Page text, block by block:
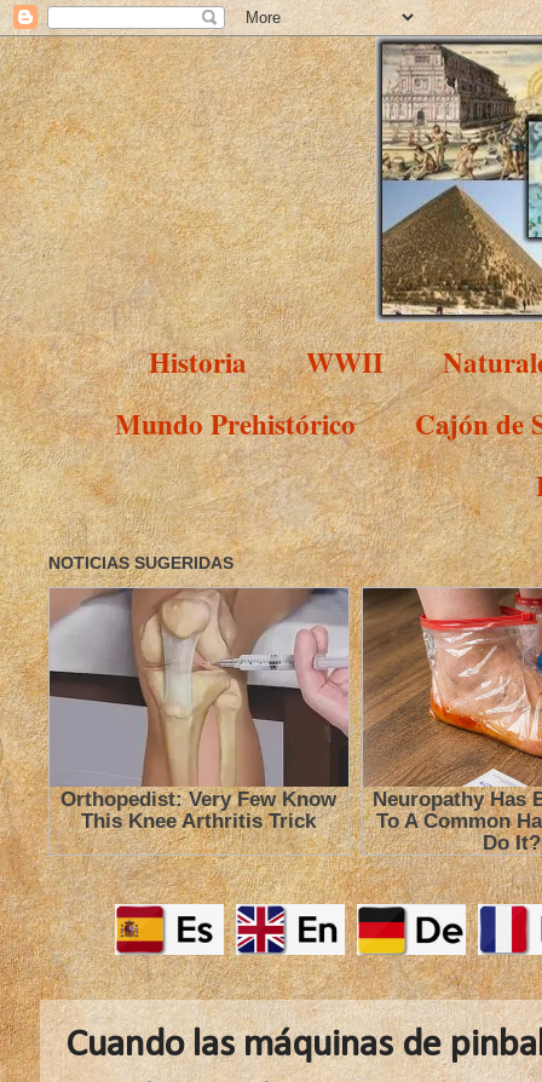
Historia WWII
Mundo Prehistórico
Cajón de
Cuando las máquinas de